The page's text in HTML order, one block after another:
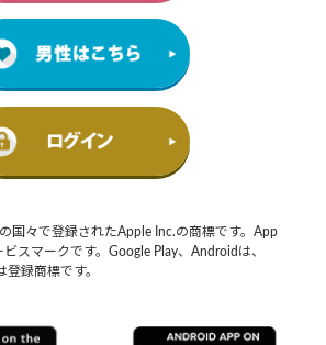
国々で登録されたApple Inc.の商標です。App
スマークです。Google Play、Androidは、
登録商標です。